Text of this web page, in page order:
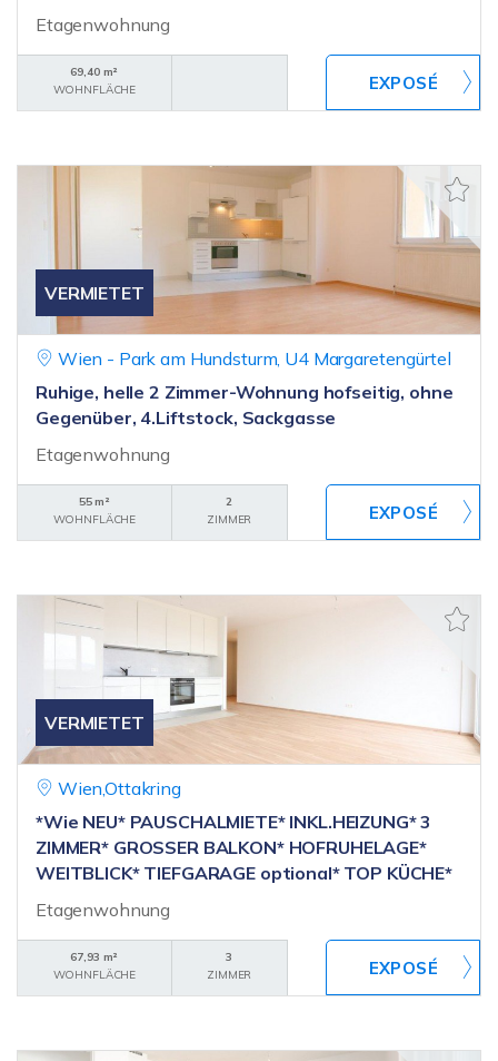
Etagenwohnung
69,40 m²
WOHNFLÄCHE
VERMIETET
Wien - Park am Hundsturm, U4 Margaretengürtel
Ruhige, helle 2 Zimmer-Wohnung hofseitig, ohne
Gegenüber, 4.Liftstock, Sackgasse
Etagenwohnung
55 m²
WOHNFLÄCHE
2
ZIMMER
VERMIETET
Wien,Ottakring
*Wie NEU* PAUSCHALMIETE* INKL.HEIZUNG* 3
ZIMMER* GROSSER BALKON* HOFRUHELAGE*
WEITBLICK* TIEFGARAGE optional* TOP KÜCHE*
Etagenwohnung
67,93 m²
WOHNFLÄCHE
3
ZIMMER